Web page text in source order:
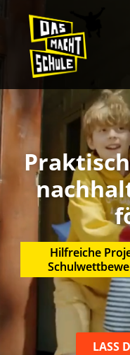
Hilfreiche
LASS